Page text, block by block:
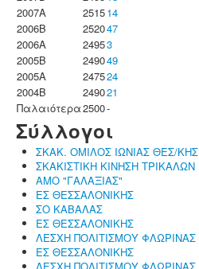
2007A
251514
2006B
252047
2006A
24953
2005B
249049
2005A
247524
2004B
249021
Παλαιότερα2500-
Σύλλογοι
ΣΚΑΚ. ΟΜΙΛΟΣ ΙΩΝΙΑΣ ΘΕΣ/ΚΗΣ
ΣΚΑΚΙΣΤΙΚΗ ΚΙΝΗΣΗ ΤΡΙΚΑΛΩΝ
ΑΜΟ "ΓΑΛΑΞΙΑΣ"
ΕΣ ΘΕΣΣΑΛΟΝΙΚΗΣ
ΣΟ ΚΑΒΑΛΑΣ
ΕΣ ΘΕΣΣΑΛΟΝΙΚΗΣ
ΛΕΣΧΗ ΠΟΛΙΤΙΣΜΟΥ ΦΛΩΡΙΝΑΣ
ΕΣ ΘΕΣΣΑΛΟΝΙΚΗΣ